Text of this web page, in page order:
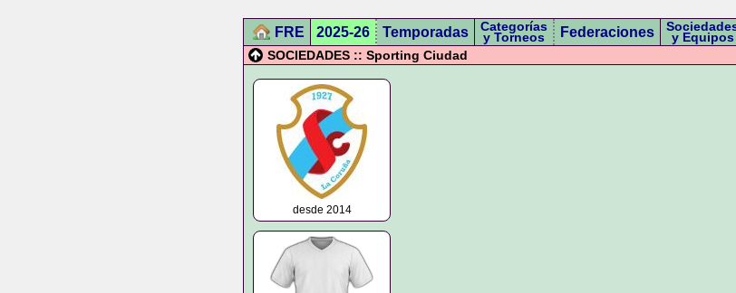
FRE 2025-26 Temporadas Categorías
y Torneos Federaciones y Equipos
SOCIEDADES :: Sporting Ciudad
desde 2014